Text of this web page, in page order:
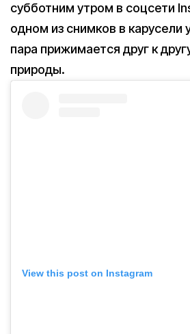
субботним утром в соцсети
одном из снимков в
пара прижимается друг к
природы.
View this post on Instagram